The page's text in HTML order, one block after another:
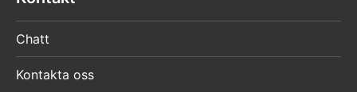
Chatt
Kontakta oss